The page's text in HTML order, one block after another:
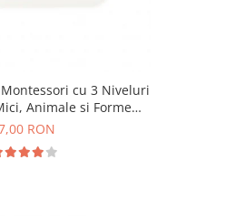
cu 3 Niveluri
Animale si Forme
18+ Luni
RON